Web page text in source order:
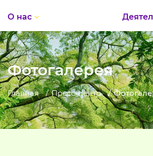
О нас
Фотогалерея
Главная Пресс-центр